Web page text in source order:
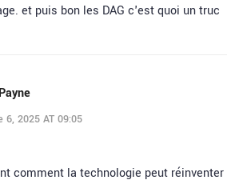
et puis bon les DAG c'est quoi un truc
6, 2025 AT 09:05
comment la technologie peut réinventer